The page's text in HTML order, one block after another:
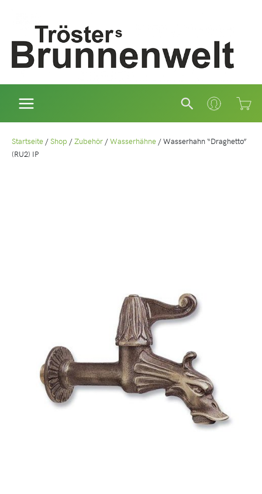
Suchen
Startseite /Shop /Zubehör /Wasserhähne /Wasserhahn “Draghetto”
(RU2) IP